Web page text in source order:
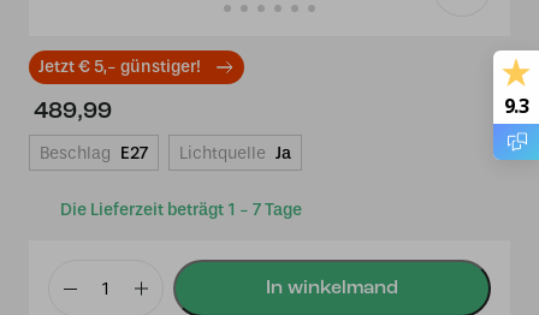
Jetzt € 5,- günstiger!
Die Lieferzeit beträgt 1 - 7 Tage
489,99
Beschlag E27 Lichtquelle Ja
Tiffany
9.3